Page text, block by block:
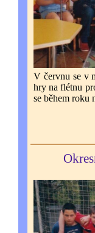
V červnu se v
hry na flétnu
se během roku